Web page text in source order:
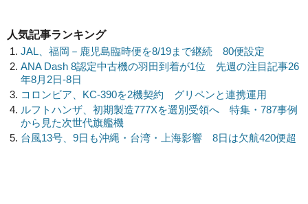
人気記事ランキング
JAL、福岡－鹿児島臨時便を8/19まで継続 80便設定
ANA Dash 8認定中古機の羽田到着が1位 先週の注目記事26
年8月2日-8日
コロンビア、KC-390を2機契約 グリペンと連携運用
ルフトハンザ、初期製造777Xを選別受領へ 特集・787事例
から見た次世代旗艦機
台風13号、9日も沖縄・台湾・上海影響 8日は欠航420便超